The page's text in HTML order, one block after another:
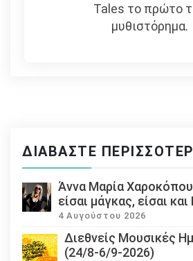
Tales το πρώτο
μυθιστόρημα.
ΔΙΑΒΆΣΤΕ
Άννα Μαρία
είσαι μάγκας, είσαι
4 Αυγούστου 2026
Διεθνείς Μουσικές
(24/8-6/9-2026)